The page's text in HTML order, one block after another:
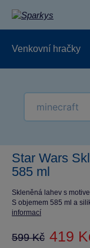
Venkovní hračky
Star Wars
585 ml
Skleněná lahev s
S objemem 585 ml a
informací
599 Kč 419